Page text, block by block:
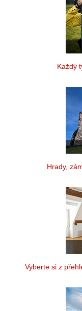
Každý
Hrady,
Vyberte si z